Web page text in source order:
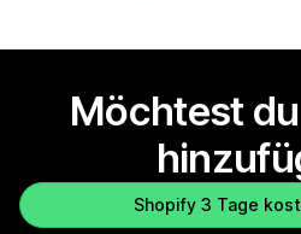
Möchtest
Shopify 3 Tage